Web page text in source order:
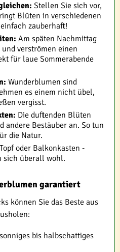
Stellen Sie sich vor,
Blüten in verschiedenen
zauberhaft!
Am späten Nachmittag
verströmen einen
für laue Sommerabende
Wunderblumen sind
es einem nicht übel,
vergisst.
Die duftenden Blüten
andere Bestäuber an. So tun
die Natur.
oder Balkonkasten -
sich überall wohl.
garantiert
können Sie das Beste aus
bis halbschattiges